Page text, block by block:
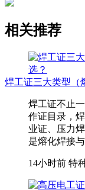
相关推荐
焊工证三大类型（
焊工证不止
作证目录，
业证、压力
是熔化焊接
14小时前 特